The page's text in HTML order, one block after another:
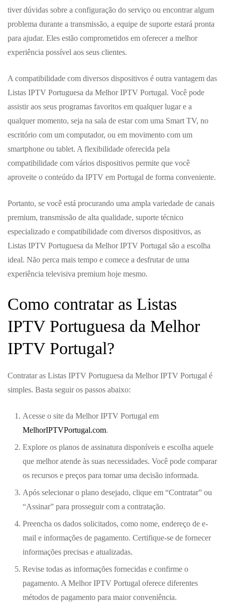
tiver dúvidas sobre a configuração do serviço ou encontrar algum
problema durante a transmissão, a equipe de suporte estará pronta
para ajudar. Eles estão comprometidos em oferecer a melhor
experiência possível aos seus clientes.
A compatibilidade com diversos dispositivos é outra vantagem das
Listas IPTV Portuguesa da Melhor IPTV Portugal. Você pode
assistir aos seus programas favoritos em qualquer lugar e a
qualquer momento, seja na sala de estar com uma Smart TV, no
escritório com um computador, ou em movimento com um
smartphone ou tablet. A flexibilidade oferecida pela
compatibilidade com vários dispositivos permite que você
aproveite o conteúdo da IPTV em Portugal de forma conveniente.
Portanto, se você está procurando uma ampla variedade de canais
premium, transmissão de alta qualidade, suporte técnico
especializado e compatibilidade com diversos dispositivos, as
Listas IPTV Portuguesa da Melhor IPTV Portugal são a escolha
ideal. Não perca mais tempo e comece a desfrutar de uma
experiência televisiva premium hoje mesmo.
Como contratar as Listas
IPTV Portuguesa da Melhor
IPTV Portugal?
Contratar as Listas IPTV Portuguesa da Melhor IPTV Portugal é
simples. Basta seguir os passos abaixo:
Acesse o site da Melhor IPTV Portugal em
MelhorIPTVPortugal.com.
Explore os planos de assinatura disponíveis e escolha aquele
que melhor atende às suas necessidades. Você pode comparar
os recursos e preços para tomar uma decisão informada.
Após selecionar o plano desejado, clique em “Contratar” ou
“Assinar” para prosseguir com a contratação.
Preencha os dados solicitados, como nome, endereço de e-
mail e informações de pagamento. Certifique-se de fornecer
informações precisas e atualizadas.
Revise todas as informações fornecidas e confirme o
pagamento. A Melhor IPTV Portugal oferece diferentes
métodos de pagamento para maior conveniência.